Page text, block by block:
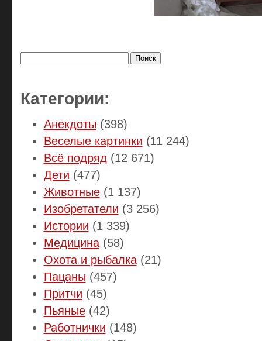
Категории:
Анекдоты (398)
Веселые картинки (11 244)
Всё подряд (12 671)
Дети (477)
Животные(1 137)
Изобретатели (3 256)
Истории (1 339)
Медицина(58)
Охота и рыбалка(21)
Пацаны (457)
Притчи (45)
Пьяные(42)
Работнички (148)